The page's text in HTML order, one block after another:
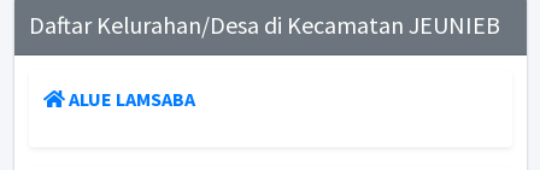
Daftar Kelurahan/Desa di Kecamatan JEUNIEB
ALUE LAMSABA